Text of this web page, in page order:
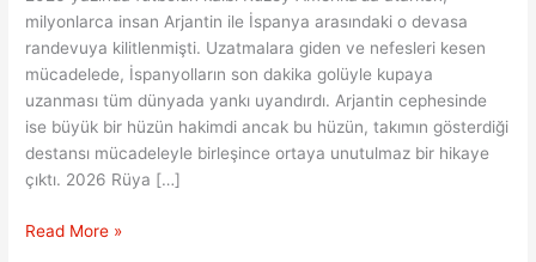
milyonlarca insan Arjantin ile İspanya arasındaki o devasa
randevuya kilitlenmişti. Uzatmalara giden ve nefesleri kesen
mücadelede, İspanyolların son dakika golüyle kupaya
uzanması tüm dünyada yankı uyandırdı. Arjantin cephesinde
ise büyük bir hüzün hakimdi ancak bu hüzün, takımın gösterdiği
destansı mücadeleyle birleşince ortaya unutulmaz bir hikaye
çıktı. 2026 Rüya […]
Tangocuların
Read More »